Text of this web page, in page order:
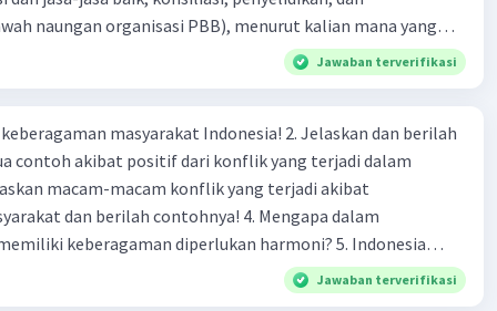
naungan organisasi PBB), menurut kalian mana yang
alasannya
Jawaban terverifikasi
masyarakat Indonesia! 2. Jelaskan dan berilah
contoh akibat positif dari konflik yang terjadi dalam
dan berilah contohnya! 4. Mengapa dalam
keberagaman diperlukan harmoni? 5. Indonesia
yang kaya akan keberagaman baik dilihat dari agama, suku,
Berdasarkan pernyataan tersebut, apa yang dapat
Jawaban terverifikasi